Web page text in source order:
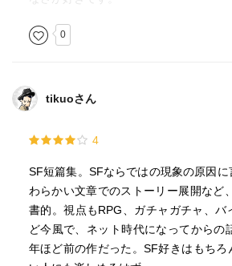
0
tikuoさん
4
SF短篇集。SFならではの現象の原因
わらかい文章でのストーリー展開など
書的。視点もRPG、ガチャガチャ、バ
ど今風で、ネット時代になってからの
年ほど前の作だった。SF好きはもちろ